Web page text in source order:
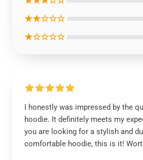
★★☆☆☆
★☆☆☆☆
I honestly was impressed by the
hoodie. It definitely meets my
you are looking for a stylish and
comfortable hoodie, this is it!